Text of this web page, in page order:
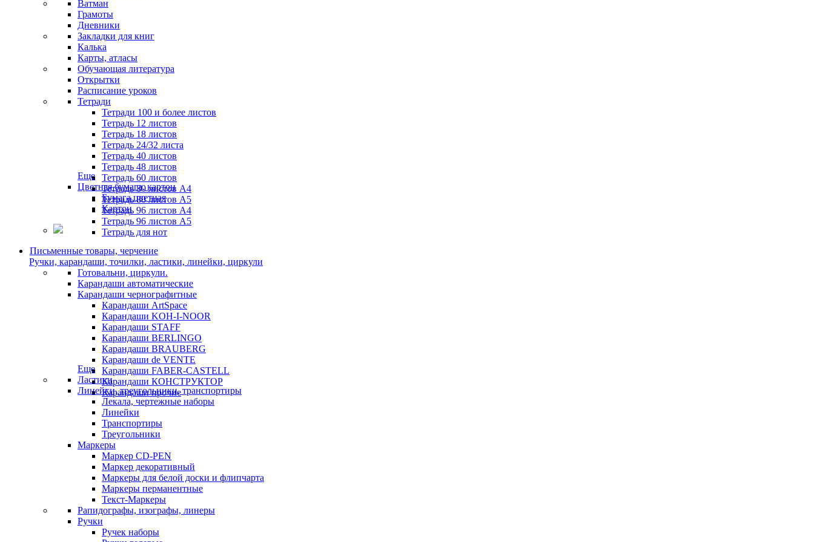
Ватман
Грамоты
Дневники
Закладки для книг
Калька
Карты, атласы
Обучающая литература
Открытки
Расписание уроков
Тетради
Тетради 100 и более листов
Тетрадь 12 листов
Тетрадь 18 листов
Тетрадь 24/32 листа
Тетрадь 40 листов
Тетрадь 48 листов
Тетрадь 60 листов
Тетрадь 80 листов А4
Тетрадь 80 листов А5
Тетрадь 96 листов А4
Тетрадь 96 листов А5
Тетрадь для нот
Еще
Цветная бумага, картон
Бумага цветная
Картон
Письменные товары, черчение
Ручки, карандаши, точилки, ластики, линейки, циркули
Готовальни, циркули.
Карандаши автоматические
Карандаши чернографитные
Карандаши ArtSpace
Карандаши KOH-I-NOOR
Карандаши STAFF
Карандаши BERLINGO
Карандаши BRAUBERG
Карандаши de VENTE
Карандаши FABER-CASTELL
Карандаши КОНСТРУКТОР
Карандаши прочие
Еще
Ластики
Линейки, треугольники, транспортиры
Лекала, чертежные наборы
Линейки
Транспортиры
Треугольники
Маркеры
Маркер CD-PEN
Маркер декоративный
Маркеры для белой доски и флипчарта
Маркеры перманентные
Текст-Маркеры
Рапидографы, изографы, линеры
Ручки
Ручек наборы